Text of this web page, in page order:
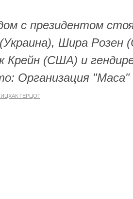
с президентом
Шира Розен
Крейн (США) и
Организация "Маса"
ИЦХАК ГЕРЦОГ